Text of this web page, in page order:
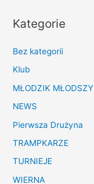
Kategorie
Bez kategorii
Klub
MŁODZIK MŁODSZY
NEWS
Pierwsza Drużyna
TRAMPKARZE
TURNIEJE
WIERNA